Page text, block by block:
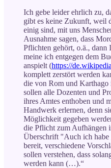
Ich gebe leider ehrlich zu,
gibt es keine Zukunft, weil
einig sind, mit uns
Ausnahme sagen, dass
Pflichten gehört, o.ä., dann
meine ich entgegen dem
anspielt (https://
komplett zerstört werden
die von Rom und Karthago
sollen alle Dozenten und
ihres Amtes enthoben und
Handwerk erlernen, denn
Möglichkeit gegeben
die Pflicht zum Aufhängen
Überschrift "Auch ich habe
bereit, verschiedene
sollen verstehen, dass
werden kann (…).“